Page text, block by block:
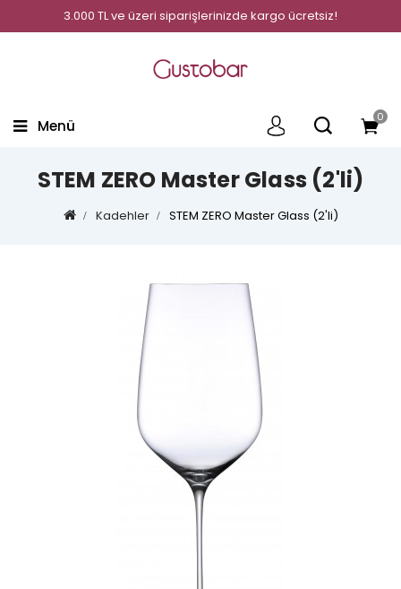
3.000 TL ve üzeri siparişlerinizde kargo ücretsiz!
0
Menü
STEM ZERO Master Glass (2'li)
Kadehler STEM ZERO Master Glass (2'li)